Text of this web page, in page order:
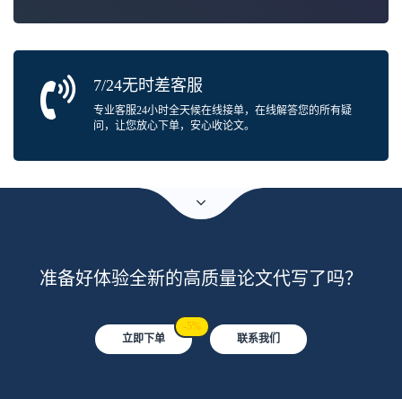
7/24无时差客服
专业客服24小时全天候在线接单，在线解答您的所有疑
问，让您放心下单，安心收论文。
准备好体验全新的高质量论文代写了吗？
立即下单
-5%
联系我们